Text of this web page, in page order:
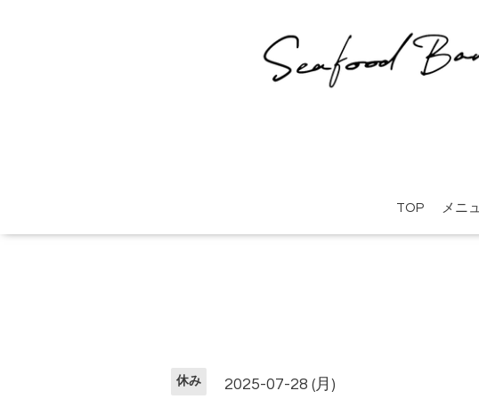
TOP メニ
休み 2025-07-28 (月)